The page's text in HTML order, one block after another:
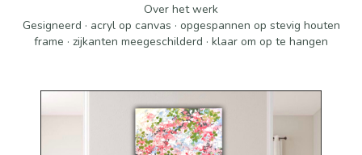
Over het werk
Gesigneerd · acryl op canvas · opgespannen op stevig houten
frame · zijkanten meegeschilderd · klaar om op te hangen